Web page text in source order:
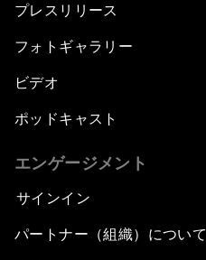
プレスリリース
フォトギャラリー
ビデオ
ポッドキャスト
エンゲージメント
サインイン
パートナー（組織）について